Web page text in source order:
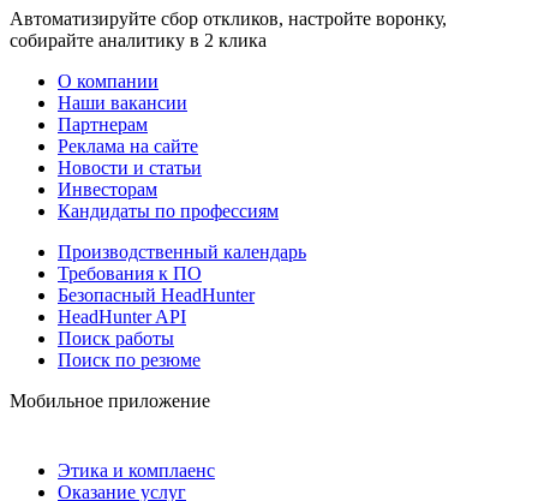
Автоматизируйте сбор откликов, настройте воронку,
собирайте аналитику в 2 клика
О компании
Наши вакансии
Партнерам
Реклама на сайте
Новости и статьи
Инвесторам
Кандидаты по профессиям
Производственный календарь
Требования к ПО
Безопасный HeadHunter
HeadHunter API
Поиск работы
Поиск по резюме
Мобильное приложение
Этика и комплаенс
Оказание услуг